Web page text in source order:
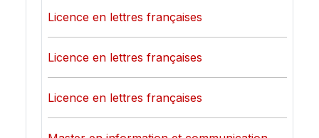
Licence en lettres françaises
Licence en lettres françaises
Licence en lettres françaises